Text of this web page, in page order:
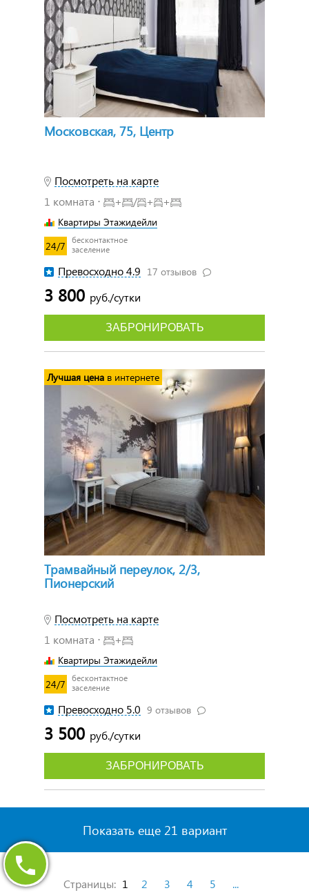
Московская, 75, Центр
Посмотреть на карте
1 комната ⋅
+ / + +
Квартиры Этажидейли
24/7
бесконтактное
заселение
Превосходно 4.9 17 отзывов
3 800 руб./сутки
ЗАБРОНИРОВАТЬ
Трамвайный переулок, 2/3,
Пионерский
Посмотреть на карте
1 комната ⋅
+
Квартиры Этажидейли
24/7
бесконтактное
заселение
Превосходно 5.0 9 отзывов
3 500 руб./сутки
Лучшая цена в интернете
ЗАБРОНИРОВАТЬ
Показать еще 21 вариант
Страницы: 1 2 3 4 5 ...